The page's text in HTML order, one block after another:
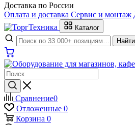
Доставка по России
Оплата и доставка Сервис и монтаж
Каталог
Найти
Сравнение0
Отложенные 0
Корзина 0